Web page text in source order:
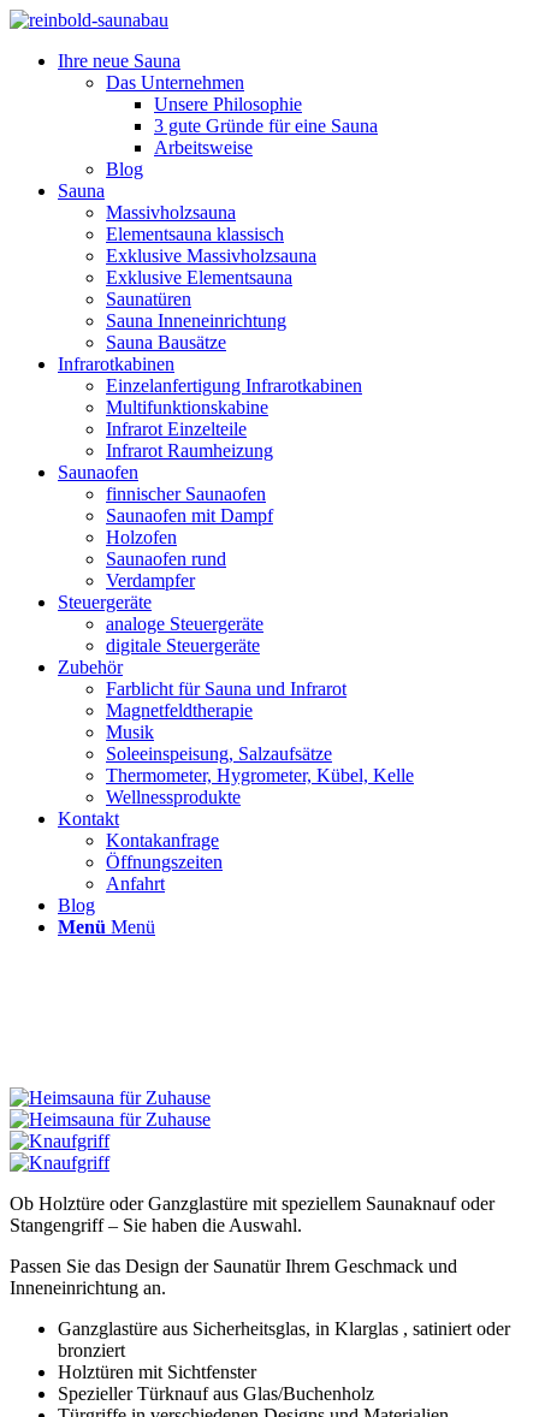
Ihre neue Sauna
Das Unternehmen
Unsere Philosophie
3 gute Gründe für eine Sauna
Arbeitsweise
Blog
Sauna
Massivholzsauna
Elementsauna klassisch
Exklusive Massivholzsauna
Exklusive Elementsauna
Saunatüren
Sauna Inneneinrichtung
Sauna Bausätze
Infrarotkabinen
Einzelanfertigung Infrarotkabinen
Multifunktionskabine
Infrarot Einzelteile
Infrarot Raumheizung
Saunaofen
finnischer Saunaofen
Saunaofen mit Dampf
Holzofen
Saunaofen rund
Verdampfer
Steuergeräte
analoge Steuergeräte
digitale Steuergeräte
Zubehör
Farblicht für Sauna und Infrarot
Magnetfeldtherapie
Musik
Soleeinspeisung, Salzaufsätze
Thermometer, Hygrometer, Kübel, Kelle
Wellnessprodukte
Kontakt
Kontakanfrage
Öffnungszeiten
Anfahrt
Blog
Menü Menü
Ob Holztüre oder Ganzglastüre mit speziellem Saunaknauf oder
Stangengriff – Sie haben die Auswahl.
Passen Sie das Design der Saunatür Ihrem Geschmack und
Inneneinrichtung an.
Ganzglastüre aus Sicherheitsglas, in Klarglas , satiniert oder
bronziert
Holztüren mit Sichtfenster
Spezieller Türknauf aus Glas/Buchenholz